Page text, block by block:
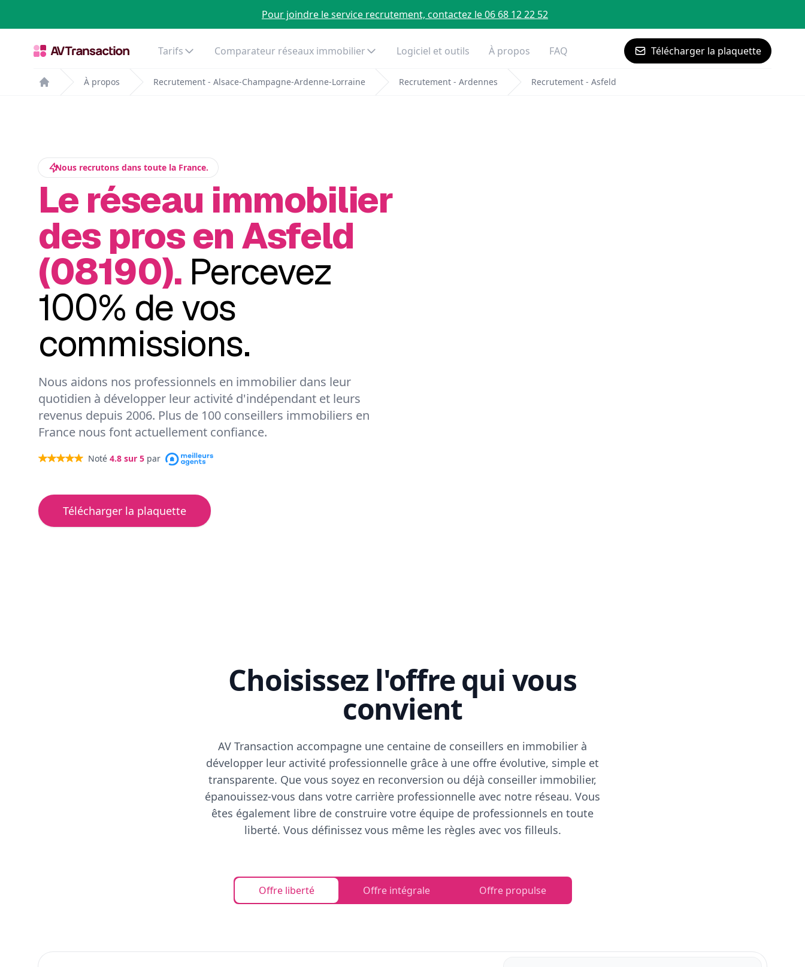
Pour joindre le service recrutement, contactez le 06 68 12 22 52
Tarifs Comparateur réseaux immobilier Logiciel et outils À propos FAQ Télécharger la plaquette
Home
À propos Recrutement - Alsace-Champagne-Ardenne-Lorraine Recrutement - Ardennes Recrutement - Asfeld
Nous recrutons dans toute la France.
Le réseau immobilier
des pros en Asfeld
(08190). Percevez
100% de vos
commissions.
Nous aidons nos professionnels en immobilier dans leur
quotidien à développer leur activité d'indépendant et leurs
revenus depuis 2006. Plus de 100 conseillers immobiliers en
France nous font actuellement confiance.
Noté 4.8 sur 5 par
Télécharger la plaquette
Choisissez l'offre qui vous
convient
AV Transaction accompagne une centaine de conseillers en immobilier à
développer leur activité professionnelle grâce à une offre évolutive, simple et
transparente. Que vous soyez en reconversion ou déjà conseiller immobilier,
épanouissez-vous dans votre carrière professionnelle avec notre réseau. Vous
êtes également libre de construire votre équipe de professionnels en toute
liberté. Vous définissez vous même les règles avec vos filleuls.
Offre liberté Offre intégrale Offre propulse